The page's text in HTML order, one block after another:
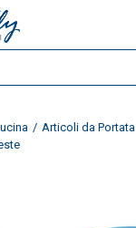
Articoli da Portata